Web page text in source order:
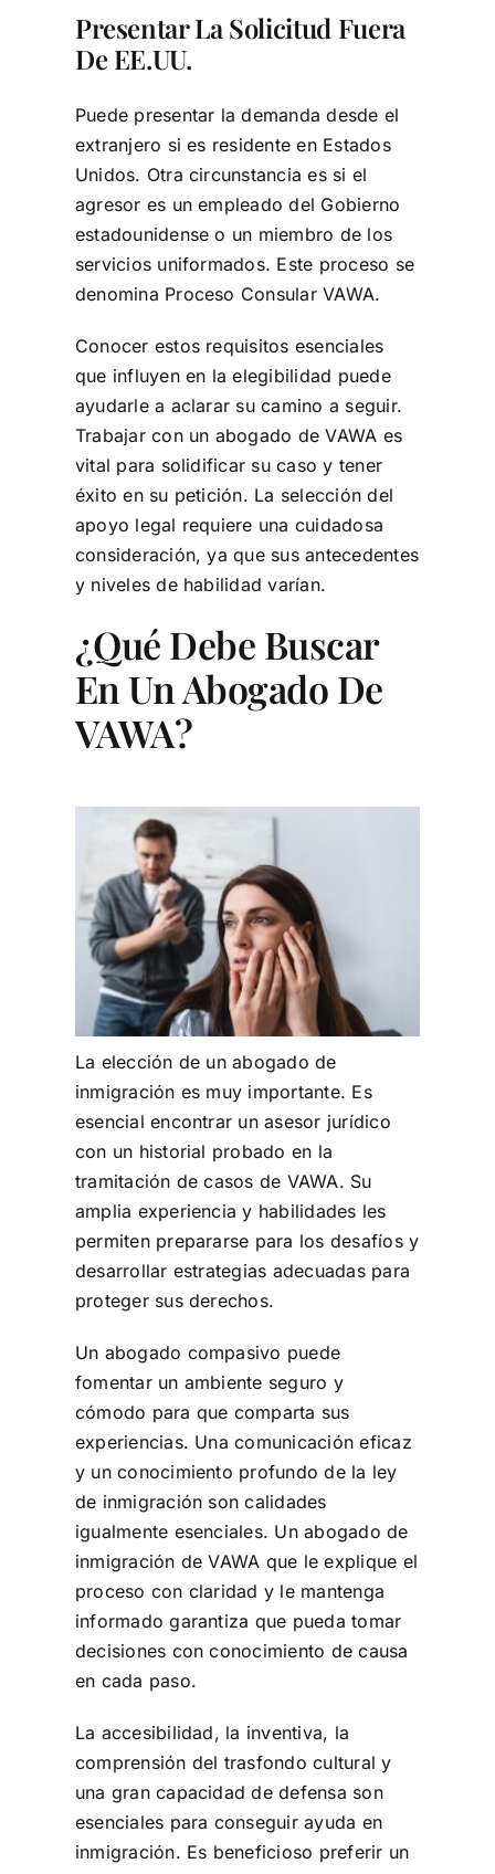
Presentar La Solicitud Fuera
De EE.UU.
Puede presentar la demanda desde el
extranjero si es residente en Estados
Unidos. Otra circunstancia es si el
agresor es un empleado del Gobierno
estadounidense o un miembro de los
servicios uniformados. Este proceso se
denomina Proceso Consular VAWA.
Conocer estos requisitos esenciales
que influyen en la elegibilidad puede
ayudarle a aclarar su camino a seguir.
Trabajar con un abogado de VAWA es
vital para solidificar su caso y tener
éxito en su petición. La selección del
apoyo legal requiere una cuidadosa
consideración, ya que sus antecedentes
y niveles de habilidad varían.
¿Qué Debe Buscar
En Un Abogado De
VAWA?
La elección de un abogado de
inmigración es muy importante. Es
esencial encontrar un asesor jurídico
con un historial probado en la
tramitación de casos de VAWA. Su
amplia experiencia y habilidades les
permiten prepararse para los desafíos y
desarrollar estrategias adecuadas para
proteger sus derechos.
Un abogado compasivo puede
fomentar un ambiente seguro y
cómodo para que comparta sus
experiencias. Una comunicación eficaz
y un conocimiento profundo de la ley
de inmigración son calidades
igualmente esenciales. Un abogado de
inmigración de VAWA que le explique el
proceso con claridad y le mantenga
informado garantiza que pueda tomar
decisiones con conocimiento de causa
en cada paso.
La accesibilidad, la inventiva, la
comprensión del trasfondo cultural y
una gran capacidad de defensa son
esenciales para conseguir ayuda en
inmigración. Es beneficioso preferir un